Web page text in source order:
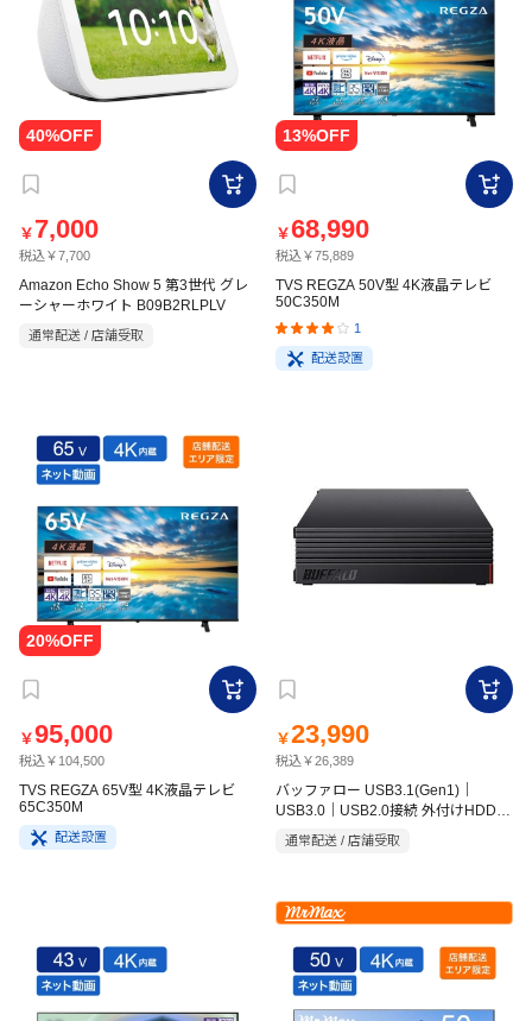
￥ 7,000
税込￥7,700
Amazon Echo Show 5 第3世代 グレ
ーシャーホワイト B09B2RLPLV
通常配送 / 店舗受取
￥68,990
税込￥75,889
TVS REGZA 50V型 4K液晶テレビ
50C350M
1
配送設置
￥95,000
税込￥104,500
TVS REGZA 65V型 4K液晶テレビ
65C350M
配送設置
￥23,990
税込￥26,389
バッファロー USB3.1(Gen1)｜
USB3.0｜USB2.0接続 外付けHDD
4TB ブラック HDNRLD 4.0U3BA
通常配送 / 店舗受取